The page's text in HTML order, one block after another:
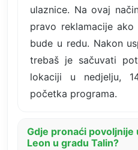
ulaznice. Na ovaj
pravo reklamacije
bude u redu. Nakon
trebaš je sačuvati
lokaciji u nedjelju,
početka programa.
Gdje pronaći povoljnije
Leon u gradu Talin?